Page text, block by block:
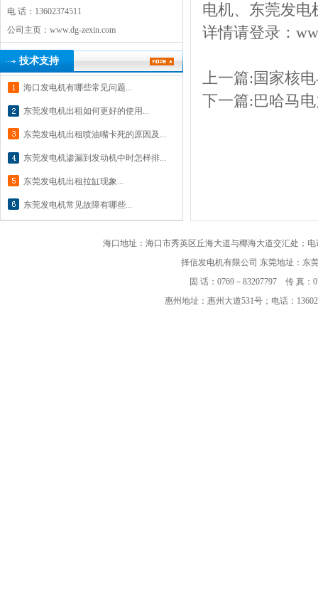
电 话：13602374511
公司主页： www.dg-zexin.com
技术支持
海口发电机有哪些常见问题...
东莞发电机出租如何更好的使用...
东莞发电机出租喷油嘴卡死的原因及...
东莞发电机渗漏到发动机中时怎样排...
东莞发电机出租拉缸现象...
东莞发电机常见故障有哪些...
电机、东莞发电
详情请登录：
上一篇:国家核
下一篇:巴哈马
海口地址：海口市秀英区丘海大道与椰海大道交汇处；
择信发电机有限公司 东莞地址：东
固 话：0769－83207797 传 真：
惠州地址：惠州大道531号；电话：